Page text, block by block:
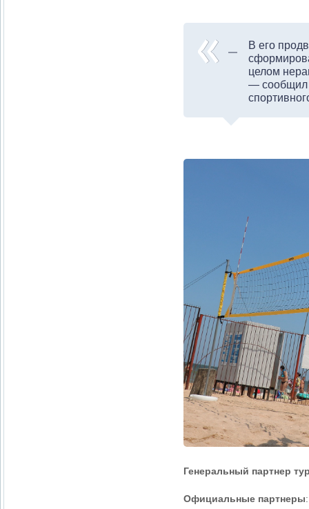
В его
целом
— сообщил
Генеральный партнер
Официальные партнеры